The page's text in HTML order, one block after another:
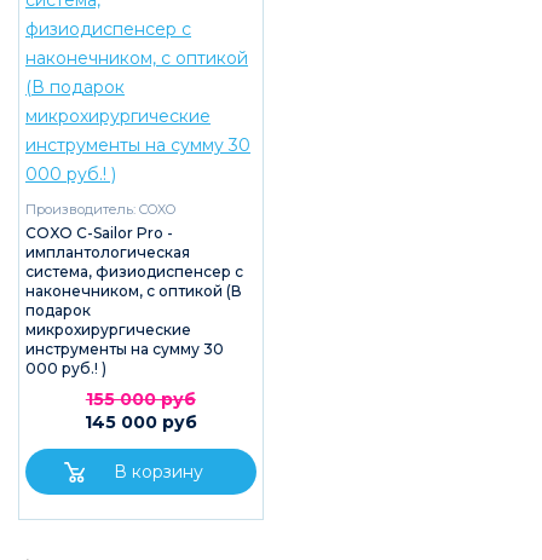
Производитель: COXO
COXO C-Sailor Pro -
имплантологическая
система, физиодиспенсер c
наконечником, с оптикой (В
подарок
микрохирургические
инструменты на сумму 30
000 руб.! )
155 000 руб
145 000 руб